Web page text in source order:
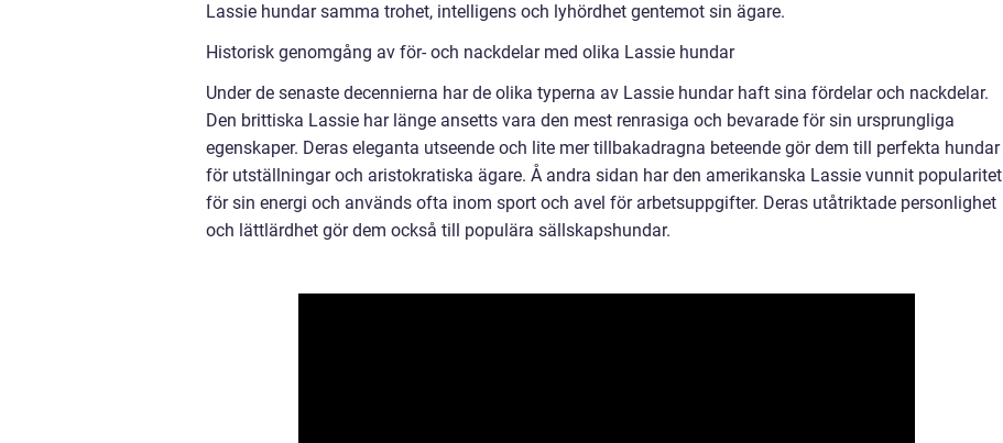
Lassie hundar samma trohet, intelligens och lyhördhet gentemot sin ägare.
Historisk genomgång av för- och nackdelar med olika Lassie hundar
Under de senaste decennierna har de olika typerna av Lassie hundar haft sina fördelar och nackdelar.
Den brittiska Lassie har länge ansetts vara den mest renrasiga och bevarade för sin ursprungliga
egenskaper. Deras eleganta utseende och lite mer tillbakadragna beteende gör dem till perfekta hundar
för utställningar och aristokratiska ägare. Å andra sidan har den amerikanska Lassie vunnit popularitet
för sin energi och används ofta inom sport och avel för arbetsuppgifter. Deras utåtriktade personlighet
och lättlärdhet gör dem också till populära sällskapshundar.